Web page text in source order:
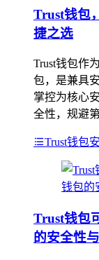
Trust钱包
捷之选
Trust钱包作
包，是兼具
掌控为核心
全性，规避
Trust钱包
Trust钱包
的安全性